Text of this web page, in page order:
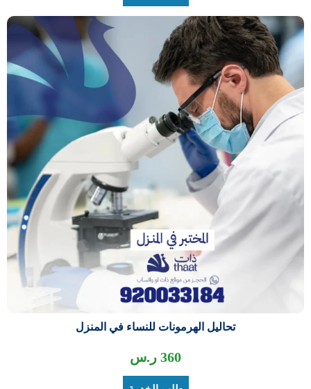
تحاليل الهرمونات للنساء في المنزل
360 ر.س